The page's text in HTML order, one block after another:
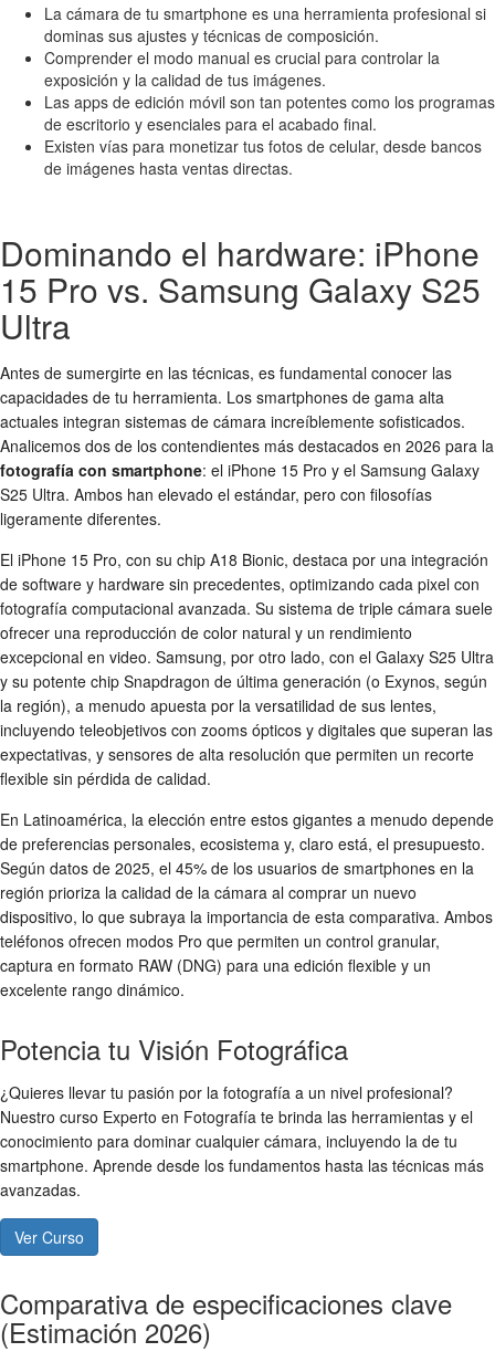
La cámara de tu smartphone es una herramienta profesional si
dominas sus ajustes y técnicas de composición.
Comprender el modo manual es crucial para controlar la
exposición y la calidad de tus imágenes.
Las apps de edición móvil son tan potentes como los programas
de escritorio y esenciales para el acabado final.
Existen vías para monetizar tus fotos de celular, desde bancos
de imágenes hasta ventas directas.
Dominando el hardware: iPhone
15 Pro vs. Samsung Galaxy S25
Ultra
Antes de sumergirte en las técnicas, es fundamental conocer las
capacidades de tu herramienta. Los smartphones de gama alta
actuales integran sistemas de cámara increíblemente sofisticados.
Analicemos dos de los contendientes más destacados en 2026 para la
fotografía con smartphone: el iPhone 15 Pro y el Samsung Galaxy
S25 Ultra. Ambos han elevado el estándar, pero con filosofías
ligeramente diferentes.
El iPhone 15 Pro, con su chip A18 Bionic, destaca por una integración
de software y hardware sin precedentes, optimizando cada pixel con
fotografía computacional avanzada. Su sistema de triple cámara suele
ofrecer una reproducción de color natural y un rendimiento
excepcional en video. Samsung, por otro lado, con el Galaxy S25 Ultra
y su potente chip Snapdragon de última generación (o Exynos, según
la región), a menudo apuesta por la versatilidad de sus lentes,
incluyendo teleobjetivos con zooms ópticos y digitales que superan las
expectativas, y sensores de alta resolución que permiten un recorte
flexible sin pérdida de calidad.
En Latinoamérica, la elección entre estos gigantes a menudo depende
de preferencias personales, ecosistema y, claro está, el presupuesto.
Según datos de 2025, el 45% de los usuarios de smartphones en la
región prioriza la calidad de la cámara al comprar un nuevo
dispositivo, lo que subraya la importancia de esta comparativa. Ambos
teléfonos ofrecen modos Pro que permiten un control granular,
captura en formato RAW (DNG) para una edición flexible y un
excelente rango dinámico.
Potencia tu Visión Fotográfica
¿Quieres llevar tu pasión por la fotografía a un nivel profesional?
Nuestro curso Experto en Fotografía te brinda las herramientas y el
conocimiento para dominar cualquier cámara, incluyendo la de tu
smartphone. Aprende desde los fundamentos hasta las técnicas más
avanzadas.
Ver Curso
Comparativa de especificaciones clave
(Estimación 2026)